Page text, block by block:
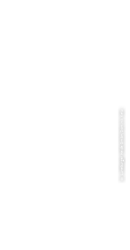
© Lüneburger Heide GmbH/Dominik Ketz